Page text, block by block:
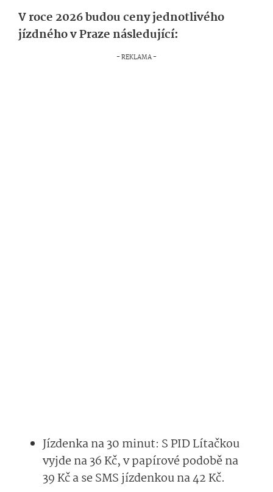
V roce 2026 budou ceny jednotlivého
jízdného v Praze následující:
Jízdenka na 30 minut: S PID Lítačkou
vyjde na 36 Kč, v papírové podobě na
39 Kč a se SMS jízdenkou na 42 Kč.